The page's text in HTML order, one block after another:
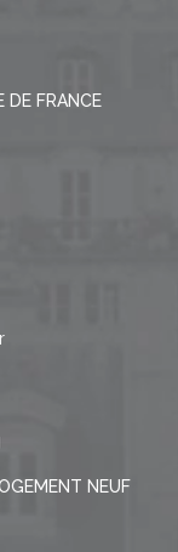
DE FRANCE
NEUF